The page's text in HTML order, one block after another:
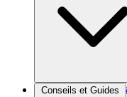
Brèves et actus
Conseils et Guides